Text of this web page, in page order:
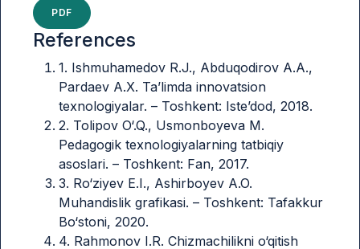
PDF
References
1. Ishmuhamedov R.J., Abduqodirov A.A.,
Pardaev A.X. Ta’limda innovatsion
texnologiyalar. – Toshkent: Iste’dod, 2018.
2. Tolipov O‘.Q., Usmonboyeva M.
Pedagogik texnologiyalarning tatbiqiy
asoslari. – Toshkent: Fan, 2017.
3. Ro‘ziyev E.I., Ashirboyev A.O.
Muhandislik grafikasi. – Toshkent: Tafakkur
Bo‘stoni, 2020.
4. Rahmonov I.R. Chizmachilikni o‘qitish